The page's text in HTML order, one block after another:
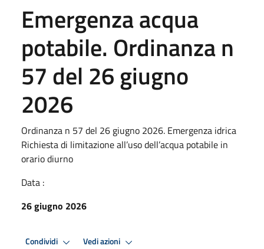
Emergenza acqua
potabile. Ordinanza n
57 del 26 giugno
2026
Ordinanza n 57 del 26 giugno 2026. Emergenza idrica
Richiesta di limitazione all’uso dell’acqua potabile in
orario diurno
Data :
26 giugno 2026
Condividi Vedi azioni